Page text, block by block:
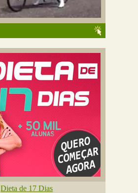
Dieta de 17 Dias